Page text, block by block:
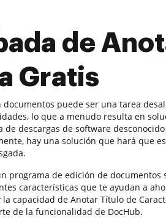
de
Gratis
documentos puede ser una tarea
lo que a menudo resulta en
de descargas de software
hay una solución que hará que
programa de edición de
características que te ayudan a
la capacidad de Anotar Título de
de la funcionalidad de DocHub.